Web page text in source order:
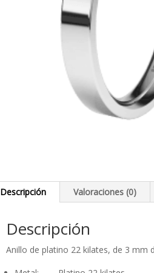
Descripción Valoraciones (0)
Descripción
Anillo de platino 22 kilates, de 3 mm